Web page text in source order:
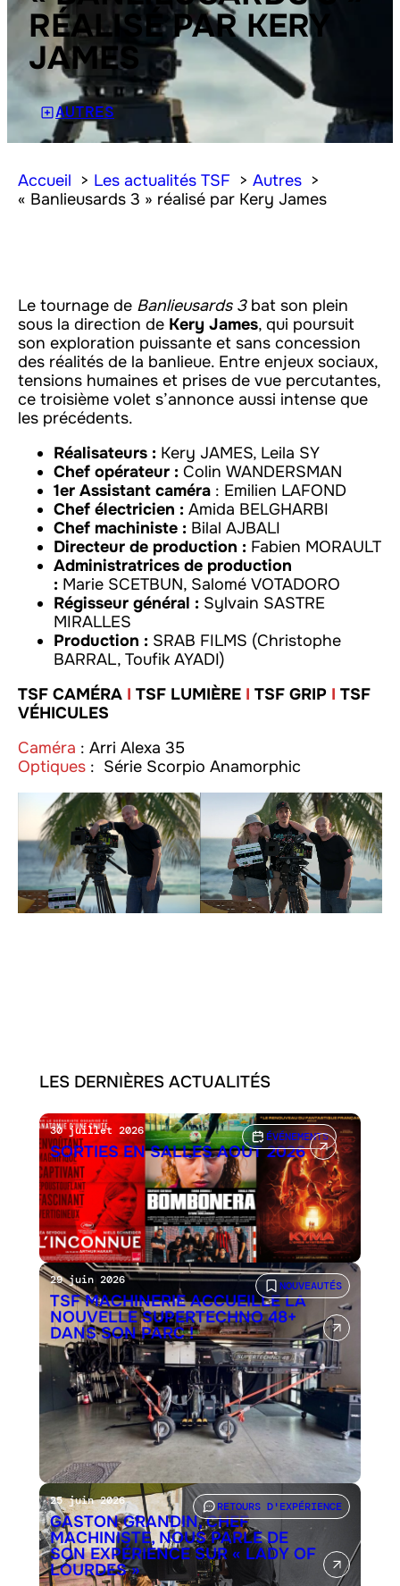
RÉALISÉ PAR KERY
JAMES
AUTRES
Accueil Les actualités TSF
Autres
« Banlieusards 3 » réalisé par Kery James
Le tournage de Banlieusards 3bat son plein
sous la direction de Kery James, qui poursuit
son exploration puissante et sans concession
des réalités de la banlieue. Entre enjeux sociaux,
tensions humaines et prises de vue percutantes,
ce troisième volet s’annonce aussi intense que
les précédents.
Réalisateurs : Kery JAMES, Leila SY
Chef opérateur : Colin WANDERSMAN
1er Assistant caméra : Emilien LAFOND
Chef électricien : Amida BELGHARBI
Chef machiniste : Bilal AJBALI
Directeur de production : Fabien MORAULT
Administratrices de production
: Marie SCETBUN, Salomé VOTADORO
Régisseur général : Sylvain SASTRE
MIRALLES
Production : SRAB FILMS (Christophe
BARRAL, Toufik AYADI)
TSF CAMÉRA I TSF LUMIÈRE I TSF GRIP I TSF
VÉHICULES
Caméra : Arri Alexa 35
Optiques : Série Scorpio Anamorphic
LES DERNIÈRES ACTUALITÉS
ÉVÉNEMENTS
30 juillet 2026
SORTIES EN SALLES AOÛT 2026
NOUVEAUTÉS
29 juin 2026
TSF MACHINERIE ACCUEILLE LA
NOUVELLE SUPERTECHNO 48+
DANS SON PARC !
RETOURS D'EXPÉRIENCE
25 juin 2026
GASTON GRANDIN, CHEF
MACHINISTE, NOUS PARLE DE
SON EXPÉRIENCE SUR « LADY OF
LOURDES »